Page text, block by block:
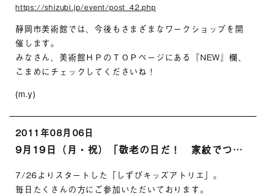
https://shizubi.jp/event/post_42.php
静岡市美術館では、今後もさまざまなワークショップを開
催します。
みなさん、美術館ＨＰのＴＯＰページにある『NEW』欄、
こまめにチェックしてくださいね！
(m.y)
2011年08月06日
9月19日（月・祝）「敬老の日だ！ 家紋でつながるプレゼントづくり]
7/26よりスタートした「しずびキッズアトリエ」。
毎日たくさんの方にご参加いただいております。